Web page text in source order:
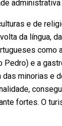
e de
da língua,
como
Pedro) e a
minorias e
fortes. O